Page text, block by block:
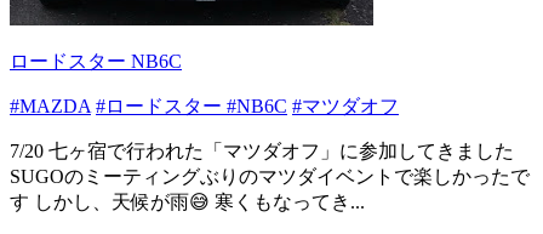
ロードスター NB6C
#MAZDA #ロードスター #NB6C #マツダオフ
7/20 七ヶ宿で行われた「マツダオフ」に参加してきました
SUGOのミーティングぶりのマツダイベントで楽しかったで
す しかし、天候が雨😅 寒くもなってき...